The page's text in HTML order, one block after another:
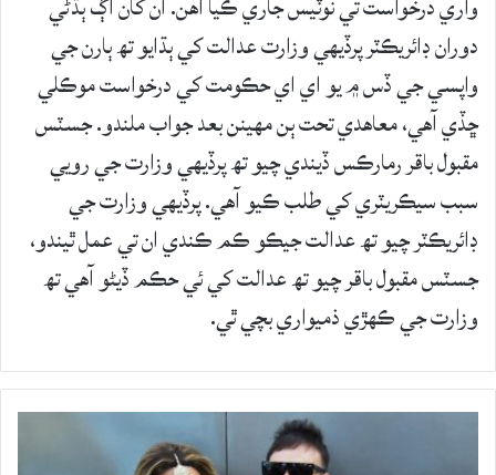
دوران ڊائريڪٽر پرڏيهي وزارت عدالت کي ٻڌايو تھ ٻارن جي
واپسي جي ڏس ۾ يو اي اي حڪومت کي درخواست موڪلي
ڇڏي آهي، معاهدي تحت ٻن مهينن بعد جواب ملندو. جسٽس
مقبول باقر رمارڪس ڏيندي چيو تھ پرڏيهي وزارت جي رويي
سبب سيڪريٽري کي طلب ڪيو آهي. پرڏيهي وزارت جي
ڊائريڪٽر چيو تھ عدالت جيڪو ڪم ڪندي ان تي عمل ٿيندو،
جسٽس مقبول باقر چيو تھ عدالت کي ئي حڪم ڏيڻو آهي تھ
وزارت جي ڪهڙي ذميواري بچي ٿي.